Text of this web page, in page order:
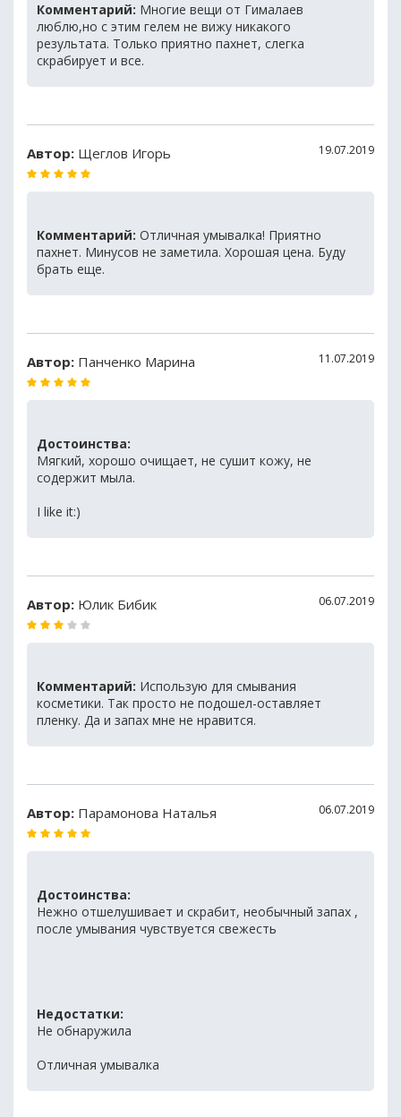
Комментарий: Многие вещи от Гималаев
люблю,но с этим гелем не вижу никакого
результата. Только приятно пахнет, слегка
скрабирует и все.
Автор: Щеглов Игорь 19.07.2019
Комментарий: Отличная умывалка! Приятно
пахнет. Минусов не заметила. Хорошая цена. Буду
брать еще.
Автор: Панченко Марина 11.07.2019
Достоинства:
Мягкий, хорошо очищает, не сушит кожу, не
содержит мыла.
I like it:)
Автор: Юлик Бибик 06.07.2019
Комментарий: Использую для смывания
косметики. Так просто не подошел-оставляет
пленку. Да и запах мне не нравится.
Автор: Парамонова Наталья 06.07.2019
Достоинства:
Нежно отшелушивает и скрабит, необычный запах ,
после умывания чувствуется свежесть
Недостатки:
Не обнаружила
Отличная умывалка